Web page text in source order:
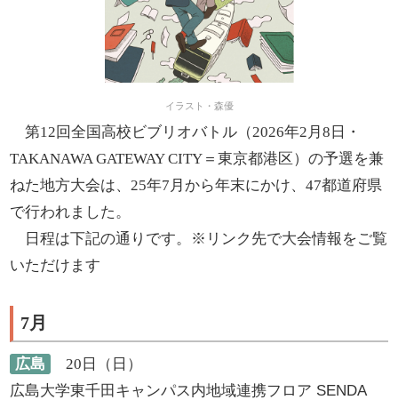
イラスト・森優
第12回全国高校ビブリオバトル（2026年2月8日・
TAKANAWA GATEWAY CITY ＝東京都港区）の予選を兼
ねた地方大会は、25年7月から年末にかけ、47都道府県
で行われました。
日程は下記の通りです。※リンク先で大会情報をご覧
いただけます
7月
広島
20日（日）
広島大学東千田キャンパス内地域連携フロア SENDA